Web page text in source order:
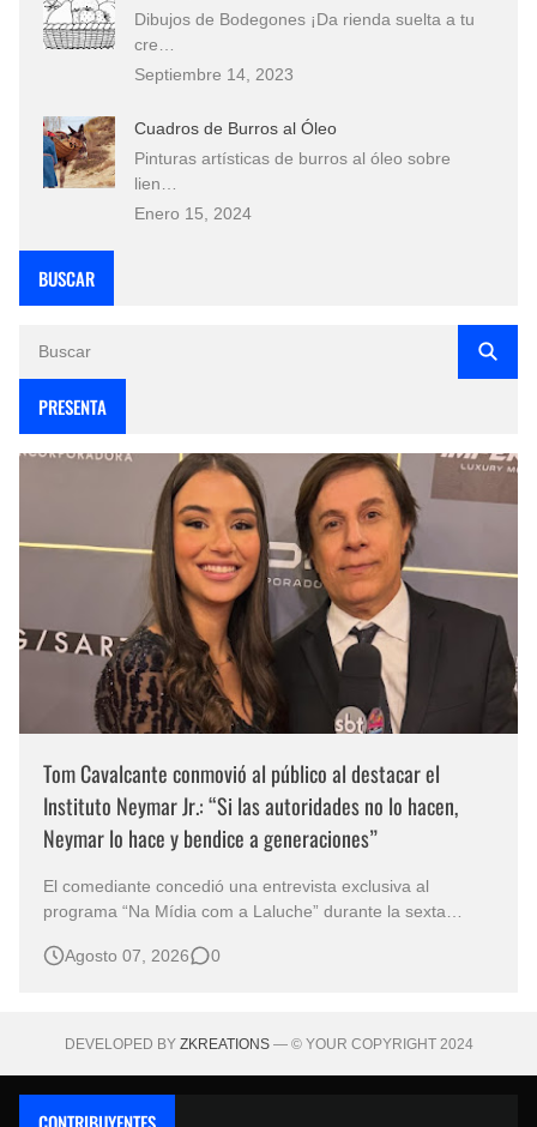
Dibujos de Bodegones ¡Da rienda suelta a tu
cre…
Septiembre 14, 2023
Cuadros de Burros al Óleo
Pinturas artísticas de burros al óleo sobre
lien…
Enero 15, 2024
BUSCAR
PRESENTA
Tom Cavalcante conmovió al público al destacar el
Instituto Neymar Jr.: “Si las autoridades no lo hacen,
Neymar lo hace y bendice a generaciones”
El comediante concedió una entrevista exclusiva al
programa “Na Mídia com a Laluche” durante la sexta
eventos benéficos más importantes de Brasil. En medio del
Agosto 07, 2026 0
DEVELOPED BY ZKREATIONS— © YOUR COPYRIGHT 2024